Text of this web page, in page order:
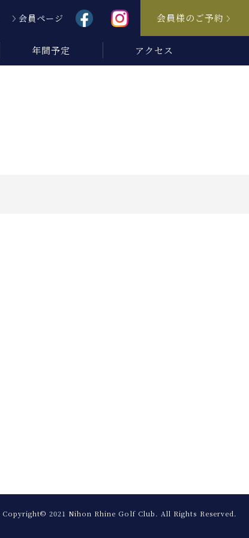
会員ページ 会員様のご予約
年間予定 アクセス
Copyright© 2021 Nihon Rhine Golf Club. All Rights Reserved.